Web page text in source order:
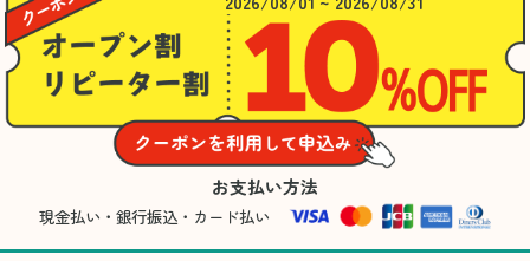
お支払い方法
現金払い・銀行振込・カード払い